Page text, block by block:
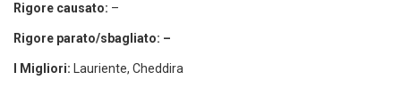
Rigore causato: –
Rigore parato/sbagliato: –
I Migliori: Lauriente, Cheddira